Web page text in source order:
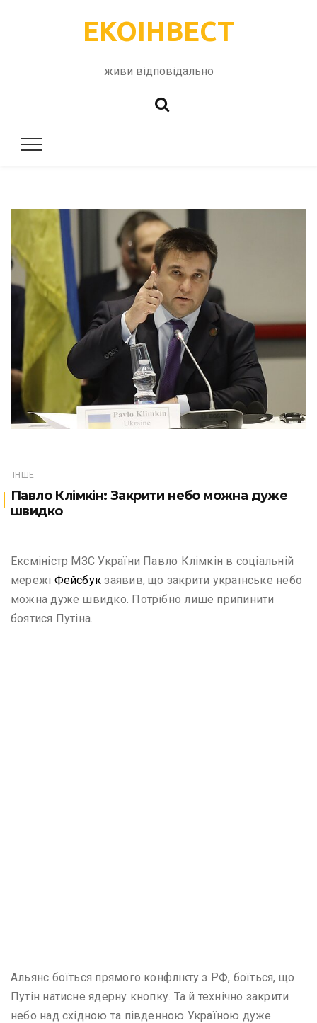
ЕКОІНВЕСТ
живи відповідально
ІНШЕ
Павло Клімкін: Закрити небо можна дуже
швидко
Ексміністр МЗС України Павло Клімкін в соціальній
мережі Фейсбукзаявив, що закрити українське небо
можна дуже швидко. Потрібно лише припинити
боятися Путіна.
Альянс боїться прямого конфлікту з РФ, боїться, що
Путін натисне ядерну кнопку. Та й технічно закрити
небо над східною та південною Україною дуже